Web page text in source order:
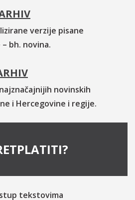
verzije pisane
bh. novina.
novinskih
i Hercegovine i regije.
tekstovima